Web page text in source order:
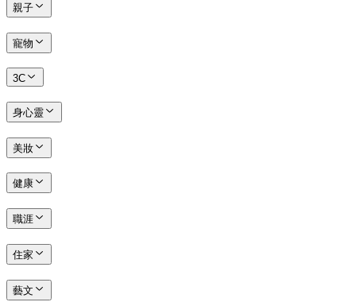
親子
寵物
3C
身心靈
美妝
健康
職涯
住家
藝文